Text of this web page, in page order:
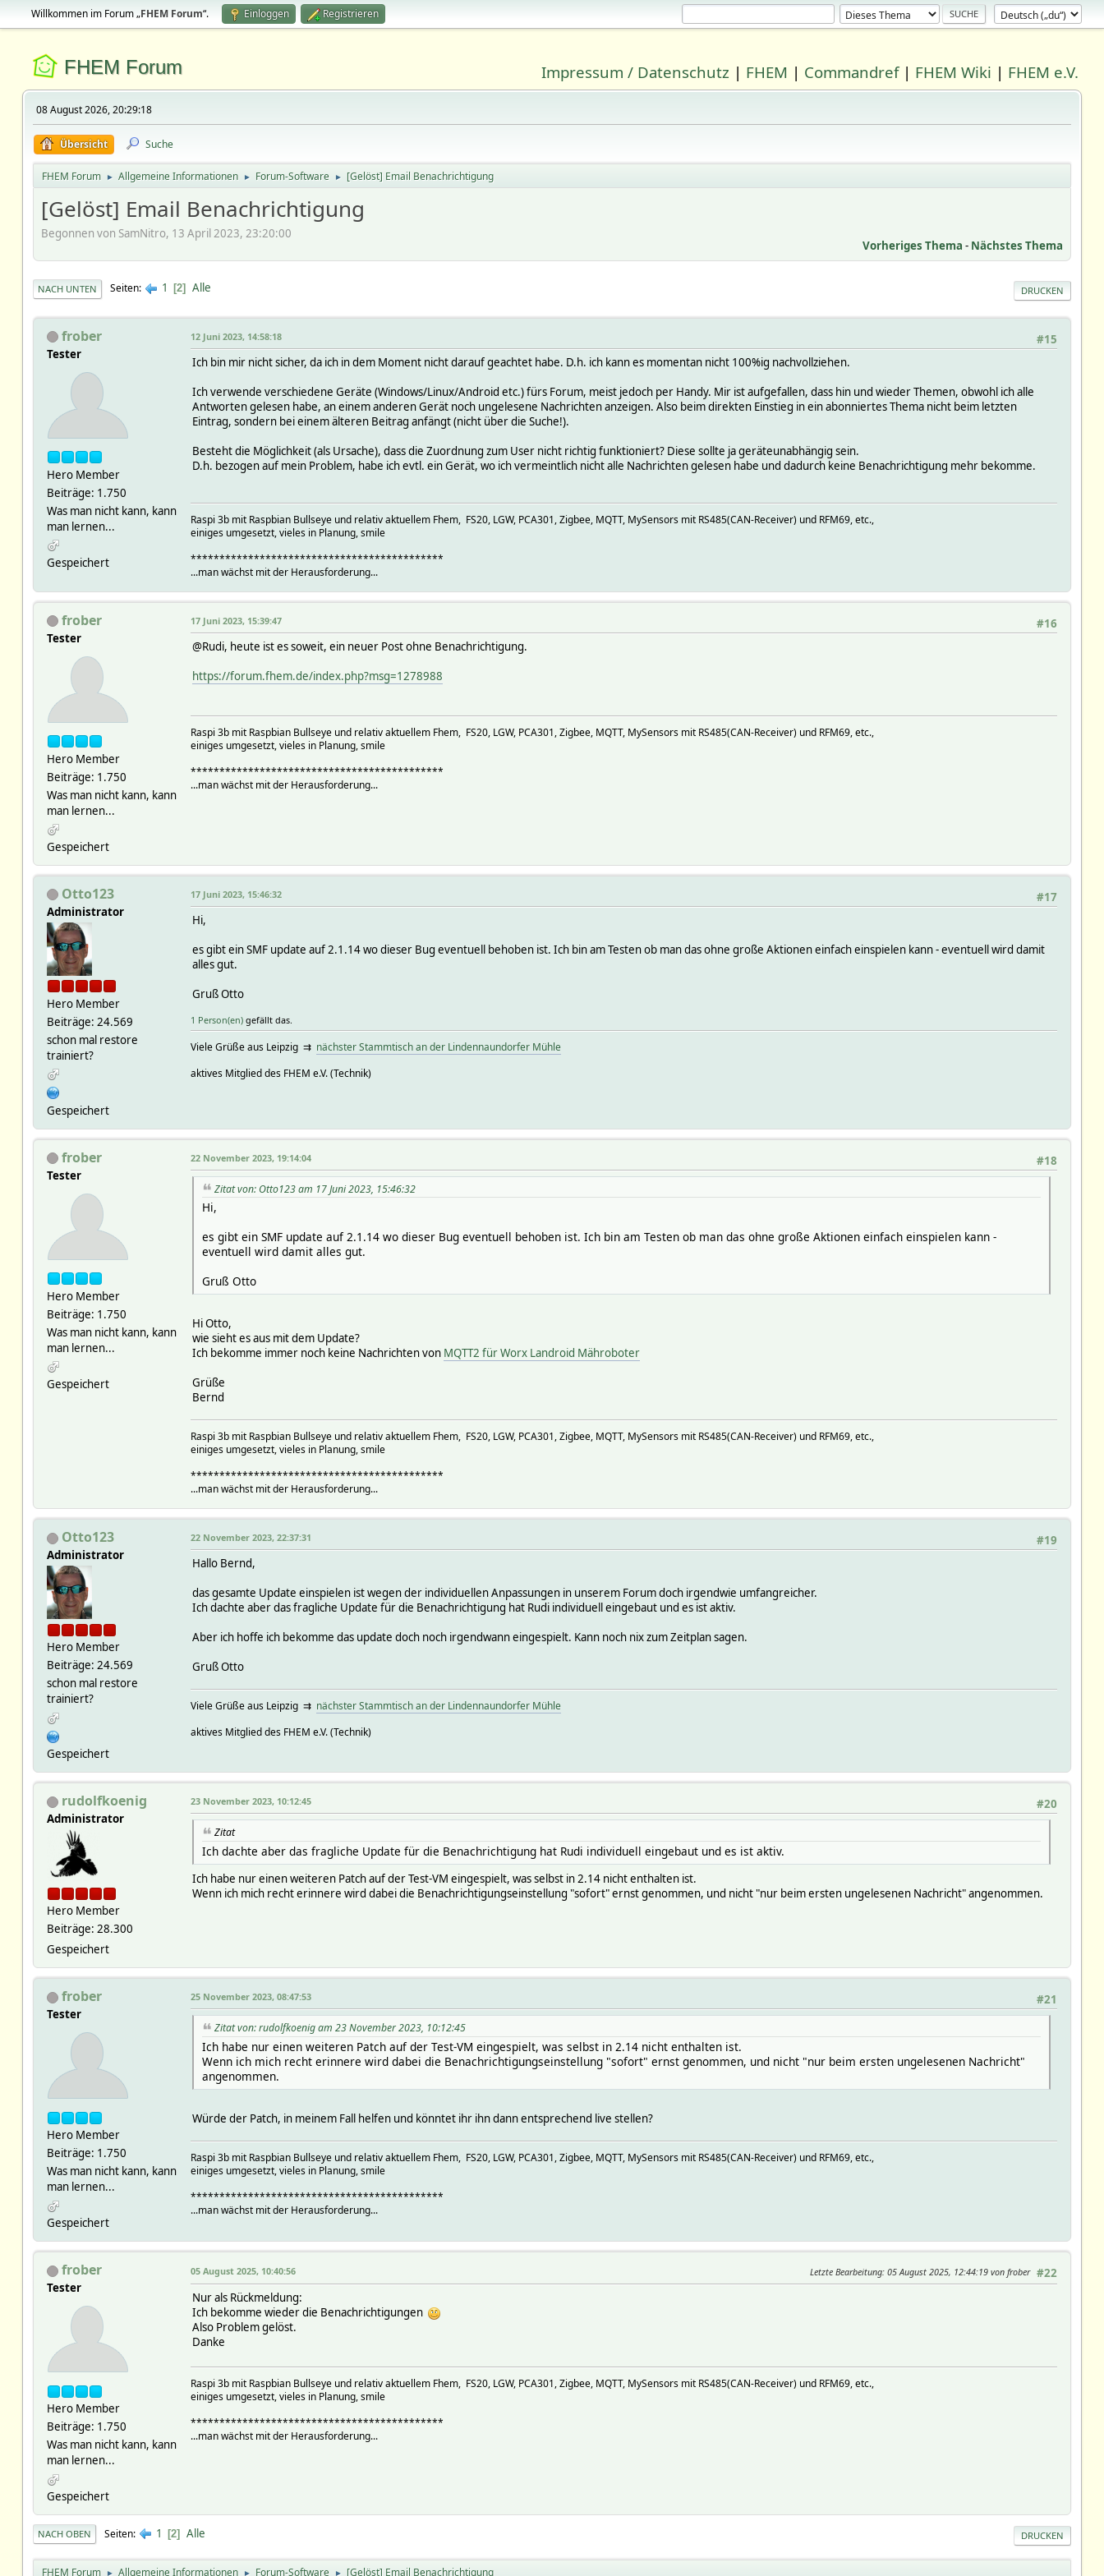
Willkommen im Forum „FHEM Forum“. Einloggen Registrieren
FHEM Forum Impressum / Datenschutz | FHEM | Commandref| FHEM Wiki | FHEM e.V.
08 August 2026, 20:29:18
Übersicht Suche
FHEM Forum ► Allgemeine Informationen ► Forum-Software ► [Gelöst] Email Benachrichtigung
[Gelöst] Email Benachrichtigung
Begonnen von SamNitro, 13 April 2023, 23:20:00
Vorheriges Thema - Nächstes Thema
DRUCKEN
NACH UNTEN Seiten 1 2 Alle
frober
Tester
Hero Member
Beiträge: 1.750
Was man nicht kann, kann
man lernen...
Gespeichert
#15
12 Juni 2023, 14:58:18
Ich bin mir nicht sicher, da ich in dem Moment nicht darauf geachtet habe. D.h. ich kann es momentan nicht 100%ig nachvollziehen.
Ich verwende verschiedene Geräte (Windows/Linux/Android etc.) fürs Forum, meist jedoch per Handy. Mir ist aufgefallen, dass hin und wieder Themen, obwohl ich alle
Antworten gelesen habe, an einem anderen Gerät noch ungelesene Nachrichten anzeigen. Also beim direkten Einstieg in ein abonniertes Thema nicht beim letzten
Eintrag, sondern bei einem älteren Beitrag anfängt (nicht über die Suche!).
Besteht die Möglichkeit (als Ursache), dass die Zuordnung zum User nicht richtig funktioniert? Diese sollte ja geräteunabhängig sein.
D.h. bezogen auf mein Problem, habe ich evtl. ein Gerät, wo ich vermeintlich nicht alle Nachrichten gelesen habe und dadurch keine Benachrichtigung mehr bekomme.
Raspi 3b mit Raspbian Bullseye und relativ aktuellem Fhem, FS20, LGW, PCA301, Zigbee, MQTT, MySensors mit RS485(CAN-Receiver) und RFM69, etc.,
einiges umgesetzt, vieles in Planung, smile
********************************************
...man wächst mit der Herausforderung...
frober
Tester
Hero Member
Beiträge: 1.750
Was man nicht kann, kann
man lernen...
Gespeichert
#16
17 Juni 2023, 15:39:47
@Rudi, heute ist es soweit, ein neuer Post ohne Benachrichtigung.
https://forum.fhem.de/index.php?msg=1278988
Raspi 3b mit Raspbian Bullseye und relativ aktuellem Fhem, FS20, LGW, PCA301, Zigbee, MQTT, MySensors mit RS485(CAN-Receiver) und RFM69, etc.,
einiges umgesetzt, vieles in Planung, smile
********************************************
...man wächst mit der Herausforderung...
Otto123
Administrator
Hero Member
Beiträge: 24.569
schon mal restore
trainiert?
Gespeichert
#17
17 Juni 2023, 15:46:32
Hi,
es gibt ein SMF update auf 2.1.14 wo dieser Bug eventuell behoben ist. Ich bin am Testen ob man das ohne große Aktionen einfach einspielen kann - eventuell wird damit
alles gut.
Gruß Otto
1 Person(en)gefällt das.
Viele Grüße aus Leipzig ⇉ nächster Stammtisch an der Lindennaundorfer Mühle
aktives Mitglied des FHEM e.V. (Technik)
frober
Tester
Hero Member
Beiträge: 1.750
Was man nicht kann, kann
man lernen...
Gespeichert
#18
22 November 2023, 19:14:04
Zitat von: Otto123 am 17 Juni 2023, 15:46:32
Hi,
es gibt ein SMF update auf 2.1.14 wo dieser Bug eventuell behoben ist. Ich bin am Testen ob man das ohne große Aktionen einfach einspielen kann -
eventuell wird damit alles gut.
Gruß Otto
Hi Otto,
wie sieht es aus mit dem Update?
Ich bekomme immer noch keine Nachrichten von MQTT2 für Worx Landroid Mähroboter
Grüße
Bernd
Raspi 3b mit Raspbian Bullseye und relativ aktuellem Fhem, FS20, LGW, PCA301, Zigbee, MQTT, MySensors mit RS485(CAN-Receiver) und RFM69, etc.,
einiges umgesetzt, vieles in Planung, smile
********************************************
...man wächst mit der Herausforderung...
Otto123
Administrator
Hero Member
Beiträge: 24.569
schon mal restore
trainiert?
Gespeichert
#19
22 November 2023, 22:37:31
Hallo Bernd,
das gesamte Update einspielen ist wegen der individuellen Anpassungen in unserem Forum doch irgendwie umfangreicher.
Ich dachte aber das fragliche Update für die Benachrichtigung hat Rudi individuell eingebaut und es ist aktiv.
Aber ich hoffe ich bekomme das update doch noch irgendwann eingespielt. Kann noch nix zum Zeitplan sagen.
Gruß Otto
Viele Grüße aus Leipzig ⇉ nächster Stammtisch an der Lindennaundorfer Mühle
aktives Mitglied des FHEM e.V. (Technik)
rudolfkoenig
Administrator
Hero Member
Beiträge: 28.300
Gespeichert
#20
23 November 2023, 10:12:45
Zitat
Ich dachte aber das fragliche Update für die Benachrichtigung hat Rudi individuell eingebaut und es ist aktiv.
Ich habe nur einen weiteren Patch auf der Test-VM eingespielt, was selbst in 2.14 nicht enthalten ist.
Wenn ich mich recht erinnere wird dabei die Benachrichtigungseinstellung "sofort" ernst genommen, und nicht "nur beim ersten ungelesenen Nachricht" angenommen.
frober
Tester
Hero Member
Beiträge: 1.750
Was man nicht kann, kann
man lernen...
Gespeichert
#21
25 November 2023, 08:47:53
Zitat von: rudolfkoenig am 23 November 2023, 10:12:45
Ich habe nur einen weiteren Patch auf der Test-VM eingespielt, was selbst in 2.14 nicht enthalten ist.
Wenn ich mich recht erinnere wird dabei die Benachrichtigungseinstellung "sofort" ernst genommen, und nicht "nur beim ersten ungelesenen Nachricht"
angenommen.
Würde der Patch, in meinem Fall helfen und könntet ihr ihn dann entsprechend live stellen?
Raspi 3b mit Raspbian Bullseye und relativ aktuellem Fhem, FS20, LGW, PCA301, Zigbee, MQTT, MySensors mit RS485(CAN-Receiver) und RFM69, etc.,
einiges umgesetzt, vieles in Planung, smile
********************************************
...man wächst mit der Herausforderung...
frober
Tester
Hero Member
Beiträge: 1.750
Was man nicht kann, kann
man lernen...
Gespeichert
#22
05 August 2025, 10:40:56 Letzte Bearbeitung: 05 August 2025, 12:44:19 von frober
Nur als Rückmeldung:
Ich bekomme wieder die Benachrichtigungen
Also Problem gelöst.
Danke
Raspi 3b mit Raspbian Bullseye und relativ aktuellem Fhem, FS20, LGW, PCA301, Zigbee, MQTT, MySensors mit RS485(CAN-Receiver) und RFM69, etc.,
einiges umgesetzt, vieles in Planung, smile
********************************************
...man wächst mit der Herausforderung...
DRUCKEN
NACH OBEN Seiten 1 2 Alle
FHEM Forum ► Allgemeine Informationen ► Forum-Software ► [Gelöst] Email Benachrichtigung